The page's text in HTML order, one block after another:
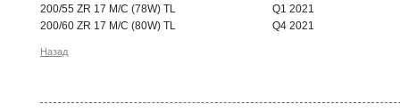
200/55 ZR 17 M/C (78W) TL Q1 2021
200/60 ZR 17 M/C (80W) TL Q4 2021
Назад